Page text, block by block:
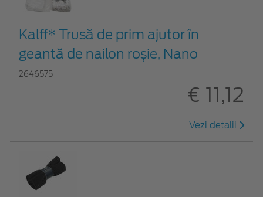
Kalff* Trusă de prim ajutor în
geantă de nailon roșie, Nano
2646575
€ 11,12
Vezi detalii